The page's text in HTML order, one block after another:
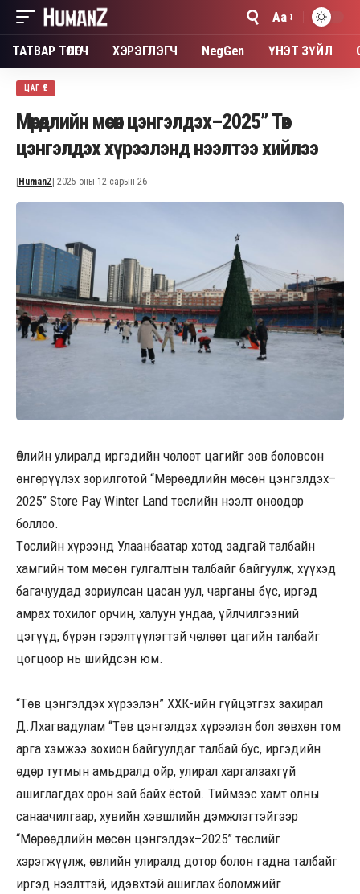
Font
Resizer
Aa
ТАТВАР ТӨЛӨГЧ ХЭРЭГЛЭГЧ NegGen ҮНЭТ ЗҮЙЛ
ЦАГ ҮЕ
Мөрөөдлийн мөсөн цэнгэлдэх–2025” Төв
цэнгэлдэх хүрээлэнд нээлтээ хийлээ
HumanZ | 2025 оны 12 сарын 26
Өвлийн улиралд иргэдийн чөлөөт цагийг зөв боловсон
өнгөрүүлэх зорилготой “Мөрөөдлийн мөсөн цэнгэлдэх–
2025” Store Pay Winter Land төслийн нээлт өнөөдөр
боллоо.
Төслийн хүрээнд Улаанбаатар хотод задгай талбайн
хамгийн том мөсөн гулгалтын талбайг байгуулж, хүүхэд
багачуудад зориулсан цасан уул, чарганы бүс, иргэд
амрах тохилог орчин, халуун ундаа, үйлчилгээний
цэгүүд, бүрэн гэрэлтүүлэгтэй чөлөөт цагийн талбайг
цогцоор нь шийдсэн юм.
“Төв цэнгэлдэх хүрээлэн” ХХК-ийн гүйцэтгэх захирал
Д.Лхагвадулам “Төв цэнгэлдэх хүрээлэн бол зөвхөн том
арга хэмжээ зохион байгуулдаг талбай бус, иргэдийн
өдөр тутмын амьдралд ойр, улирал харгалзахгүй
ашиглагдах орон зай байх ёстой. Тиймээс хамт олны
санаачилгаар, хувийн хэвшлийн дэмжлэгтэйгээр
“Мөрөөдлийн мөсөн цэнгэлдэх–2025” төслийг
хэрэгжүүлж, өвлийн улиралд дотор болон гадна талбайг
иргэд нээлттэй, идэвхтэй ашиглах боломжийг